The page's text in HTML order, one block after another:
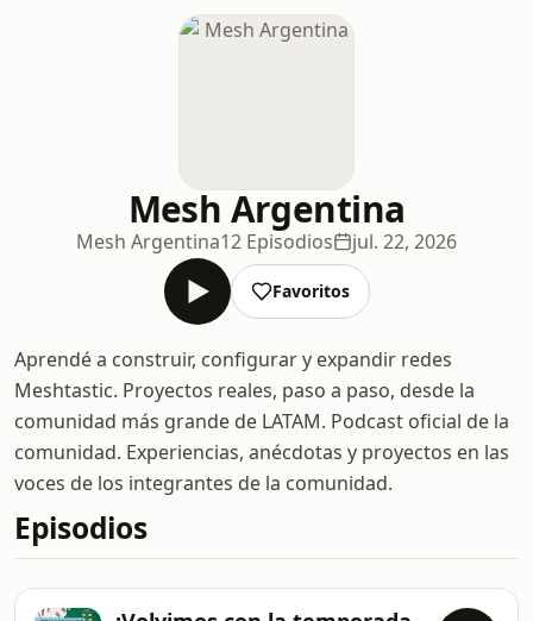
Mesh Argentina
Mesh Argentina12 Episodios jul. 22, 2026
Favoritos
Aprendé a construir, configurar y expandir redes
Meshtastic. Proyectos reales, paso a paso, desde la
comunidad más grande de LATAM. Podcast oficial de la
comunidad. Experiencias, anécdotas y proyectos en las
voces de los integrantes de la comunidad.
Episodios